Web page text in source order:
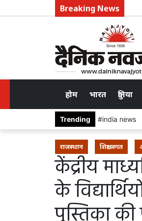
Breaking News
होम भारत दुनिया
Trending india news
राजस्थान शिक्षा जगत
केंद्रीय
के